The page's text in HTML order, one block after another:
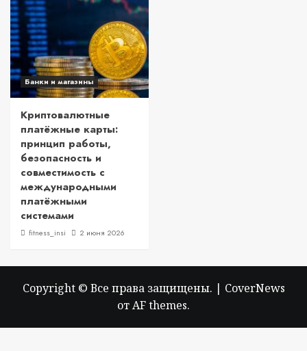
Банки и магазины
Криптовалютные
платёжные карты:
принцип работы,
безопасность и
совместимость с
международными
платёжными
системами
fitness_insi 2 июня 2026
Copyright © Все права защищены. | CoverNews
от AF themes.